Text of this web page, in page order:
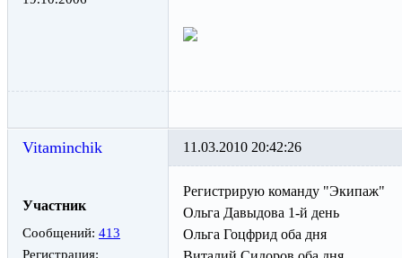
Vitaminchik
Участник
Сообщений: 413
Регистрация:
11.03.2010 20:42:26
Регистрирую команду "Экипаж"
Ольга Давыдова 1-й день
Ольга Гоцфрид оба дня